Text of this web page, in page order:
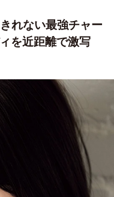
れない最強チャー
を近距離で激写